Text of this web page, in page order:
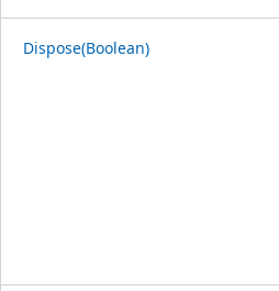
Dispose(Boolean)